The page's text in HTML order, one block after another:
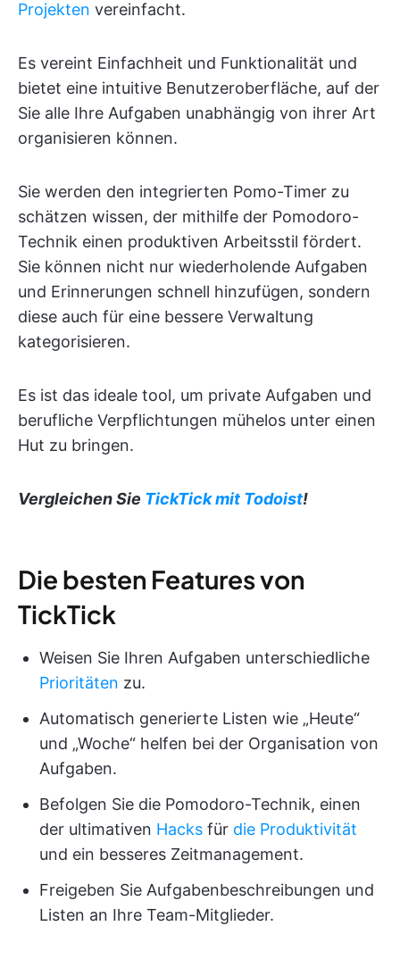
Projekten vereinfacht.
Es vereint Einfachheit und Funktionalität und
bietet eine intuitive Benutzeroberfläche, auf der
Sie alle Ihre Aufgaben unabhängig von ihrer Art
organisieren können.
Sie werden den integrierten Pomo-Timer zu
schätzen wissen, der mithilfe der Pomodoro-
Technik einen produktiven Arbeitsstil fördert.
Sie können nicht nur wiederholende Aufgaben
und Erinnerungen schnell hinzufügen, sondern
diese auch für eine bessere Verwaltung
kategorisieren.
Es ist das ideale tool, um private Aufgaben und
berufliche Verpflichtungen mühelos unter einen
Hut zu bringen.
Vergleichen Sie TickTick mit Todoist!
Die besten Features von
TickTick
Weisen Sie Ihren Aufgaben unterschiedliche
Prioritäten zu.
Automatisch generierte Listen wie „Heute“
und „Woche“ helfen bei der Organisation von
Aufgaben.
Befolgen Sie die Pomodoro-Technik, einen
der ultimativen Hacks für die Produktivität
und ein besseres Zeitmanagement.
Freigeben Sie Aufgabenbeschreibungen und
Listen an Ihre Team-Mitglieder.